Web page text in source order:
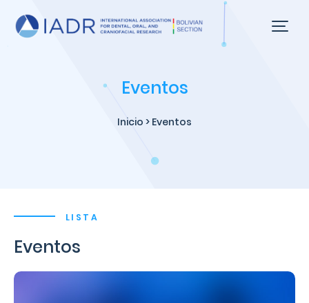
Eventos
Inicio > Eventos
LISTA
Eventos